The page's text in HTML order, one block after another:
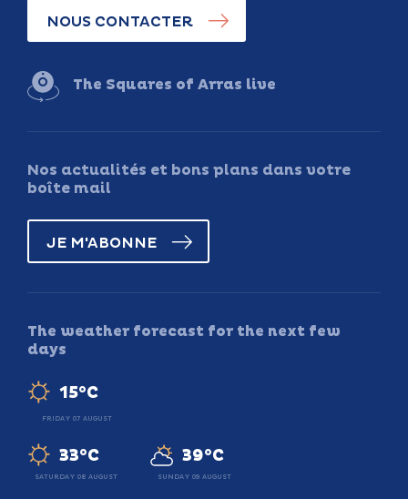
NOUS CONTACTER
The Squares of Arras live
Nos actualités et bons plans dans votre
boîte mail
JE M'ABONNE
The weather forecast for the next few
days
15°C
FRIDAY 07 AUGUST
33°C
SATURDAY 08 AUGUST
39°C
SUNDAY 09 AUGUST